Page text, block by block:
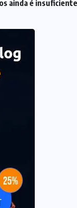
ainda é